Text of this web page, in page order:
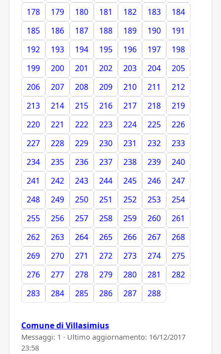
178
179 180 181 182 183
184
185
186 187 188 189 190
191
192
193 194 195 196 197
198
199
200 201 202 203 204
205
206
207 208 209 210 211
212
213
214 215 216 217 218
219
220
221 222 223 224 225
226
227
228 229 230 231 232
233
234
235 236 237 238 239
240
241
242 243 244 245 246
247
248
249 250 251 252 253
254
255
256 257 258 259 260
261
262
263 264 265 266 267
268
269
270 271 272 273 274
275
276
277 278 279 280 281
282
283
284 285 286 287 288
Comune di Villasimius
Messaggi: 1 · Ultimo aggiornamento: 16/12/2017
23:58